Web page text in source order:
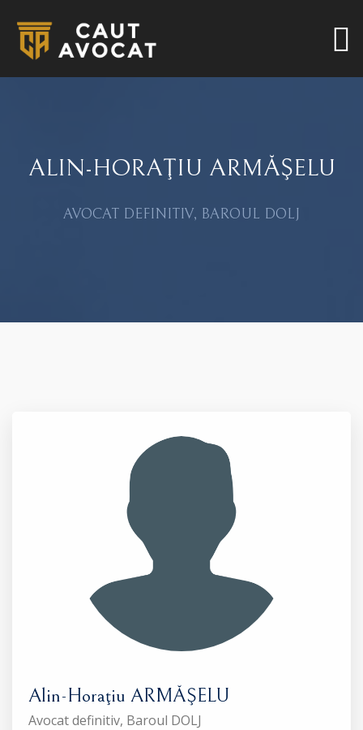
ALIN-HORAŢIU ARMĂŞELU
AVOCAT DEFINITIV, BAROUL DOLJ
Alin-Horaţiu ARMĂŞELU
Avocat definitiv, Baroul DOLJ